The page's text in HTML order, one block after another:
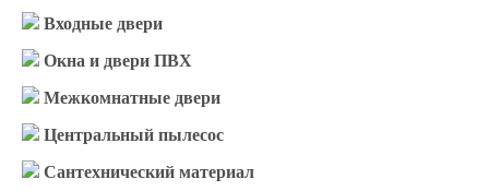
Входные двери
Окна и двери ПВХ
Межкомнатные двери
Центральный пылесос
Сантехнический материал